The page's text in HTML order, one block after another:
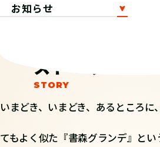
お知らせ
ストーリー
いまどき、いまどき、あるところに
てもよく似た『書森グランデ』とい